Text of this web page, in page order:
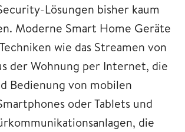
Lösungen bisher kaum
Moderne Smart Home Geräte
wie das Streamen von
der Wohnung per Internet, die
Bedienung von mobilen
oder Tablets und
die